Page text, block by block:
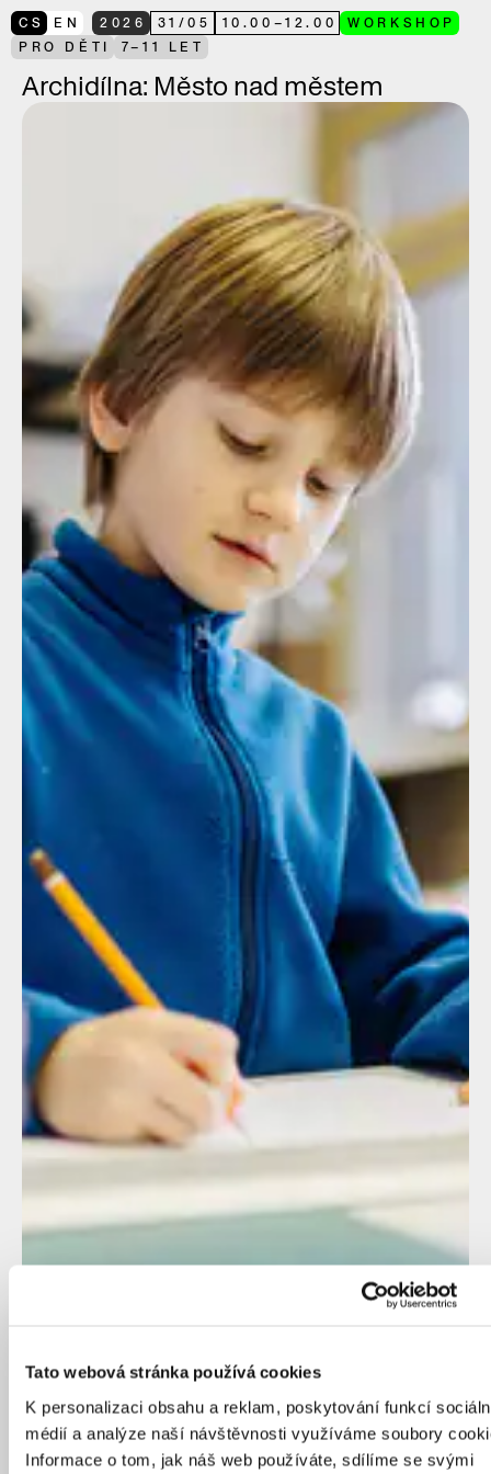
Tato webová stránka používá cookies
K personalizaci obsahu a reklam, poskytování funkcí
médií a analýze naší návštěvnosti využíváme soubory
Informace o tom, jak náš web používáte, sdílíme se svými
CS EN 2026 31 /05 10.00 –12.00
WORKSHOP
PRO DĚTI
7–11 LET
Archidílna: Město nad městem